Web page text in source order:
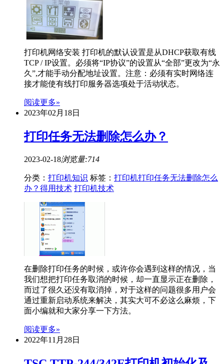
打印机网络安装 打印机的默认设置是从DHCP获取有线
TCP / IP设置。必须将“IP协议”的设置从“全部”更改为“永
久”,才能手动分配地址设置。注意：必须有实时网络连
接才能使有线打印服务器选项处于活动状态。
阅读更多»
2023年02月18日
打印任务无法删除怎么办？
2023-02-18浏览量:714
分类： 打印机知识 标签： 打印机打印任务无法删除怎么
办？得用技术 打印机技术
在删除打印任务的时候，或许你会遇到这样的情况，当
我们想把打印任务取消的时候，却一直显示正在删除，
而过了很久还没有取消掉，对于这样的问题很多用户会
通过重新启动系统来解决，其实大可不必这么麻烦，下
面小编就和大家分享一下方法。
阅读更多»
2022年11月28日